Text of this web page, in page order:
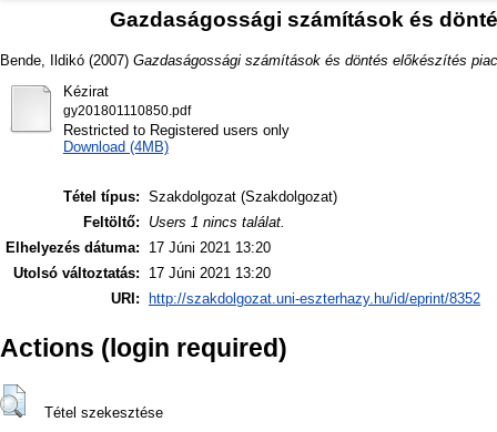
Gazdaságossági számítások és
Bende, Ildikó (2007) Gazdaságossági számítások és döntés előkészítés
Kézirat
gy201801110850.pdf
Restricted to Registered users only
Download (4MB)
Tétel típus: Szakdolgozat (Szakdolgozat)
Feltöltő:
Users 1 nincs találat.
Elhelyezés dátuma:
17 Júni 2021 13:20
Utolsó változtatás:
17 Júni 2021 13:20
URI:
http://szakdolgozat.uni-eszterhazy.hu/id/eprint/8352
Actions (login required)
Tétel szekesztése